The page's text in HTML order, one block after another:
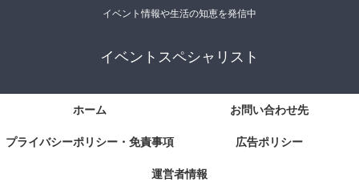
イベント情報や生活の知恵を発信中
イベントスペシャリスト
ホーム お問い合わせ先
プライバシーポリシー・免責事項 広告ポリシー
運営者情報